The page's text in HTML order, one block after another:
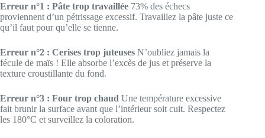
Erreur n°1 : Pâte trop travaillée 73% des échecs
proviennent d’un pétrissage excessif. Travaillez la pâte juste ce
qu’il faut pour qu’elle se tienne.
Erreur n°2 : Cerises trop juteuses N’oubliez jamais la
fécule de maïs ! Elle absorbe l’excès de jus et préserve la
texture croustillante du fond.
Erreur n°3 : Four trop chaud Une température excessive
fait brunir la surface avant que l’intérieur soit cuit. Respectez
les 180°C et surveillez la coloration.